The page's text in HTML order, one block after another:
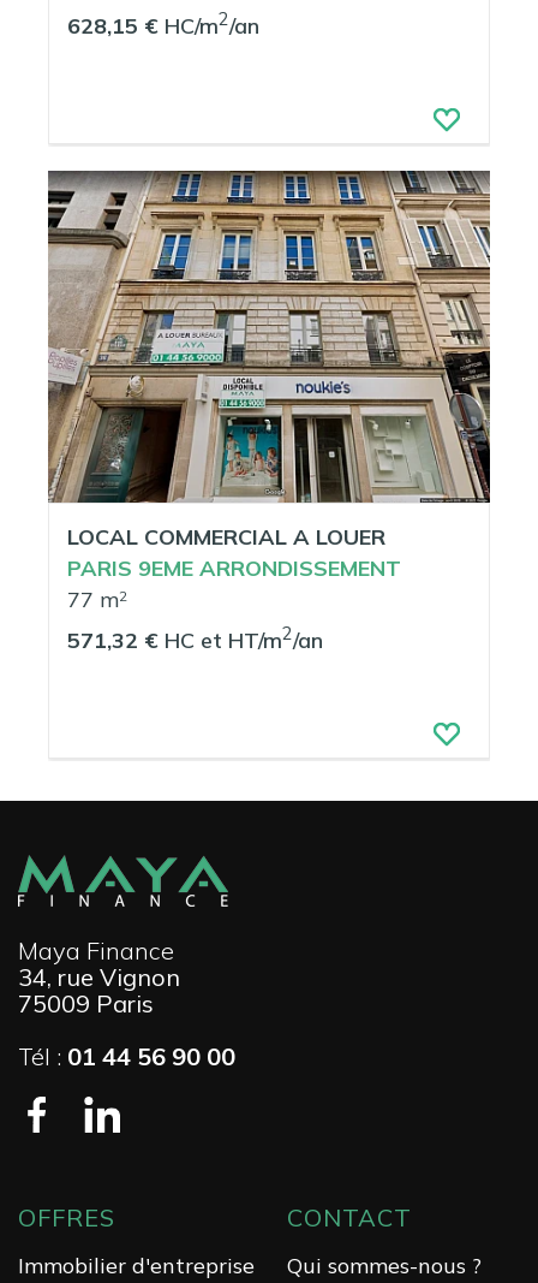
628,15 € HC/m2/an
LOCAL COMMERCIAL A LOUER
PARIS 9EME ARRONDISSEMENT
77 m2
571,32 € HC et HT/m2/an
Maya Finance
34, rue Vignon
75009 Paris
Tél : 01 44 56 90 00
OFFRES
Immobilier d'entreprise
CONTACT
Qui sommes-nous ?